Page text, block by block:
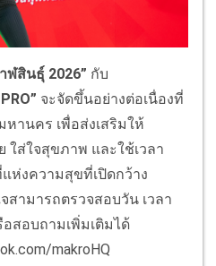
ฬสินธุ์ 2026” กับ
จะจัดขึ้นอย่างต่อเนื่องที่
านคร เพื่อส่งเสริมให้
ใส่ใจสุขภาพ และใช้เวลา
ห่งความสุขที่เปิดกว้าง
สามารถตรวจสอบวัน เวลา
สอบถามเพิ่มเติมได้
makroHQ